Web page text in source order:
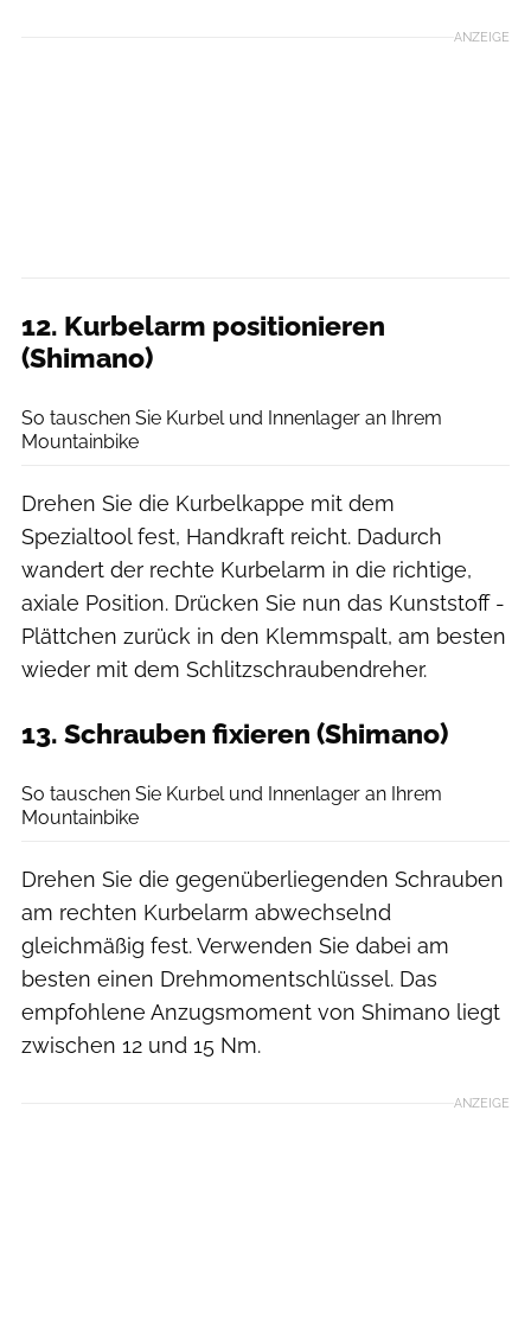
ANZEIGE
12. Kurbelarm positionieren
(Shimano)
So tauschen Sie Kurbel und Innenlager an Ihrem
Mountainbike
Drehen Sie die Kurbelkappe mit dem
Spezialtool fest, Handkraft reicht. Dadurch
wandert der rechte Kurbelarm in die richtige,
axiale Position. Drücken Sie nun das Kunststoff -
Plättchen zurück in den Klemmspalt, am besten
wieder mit dem Schlitzschraubendreher.
13. Schrauben fixieren (Shimano)
So tauschen Sie Kurbel und Innenlager an Ihrem
Mountainbike
Drehen Sie die gegenüberliegenden Schrauben
am rechten Kurbelarm abwechselnd
gleichmäßig fest. Verwenden Sie dabei am
besten einen Drehmomentschlüssel. Das
empfohlene Anzugsmoment von Shimano liegt
zwischen 12 und 15 Nm.
ANZEIGE